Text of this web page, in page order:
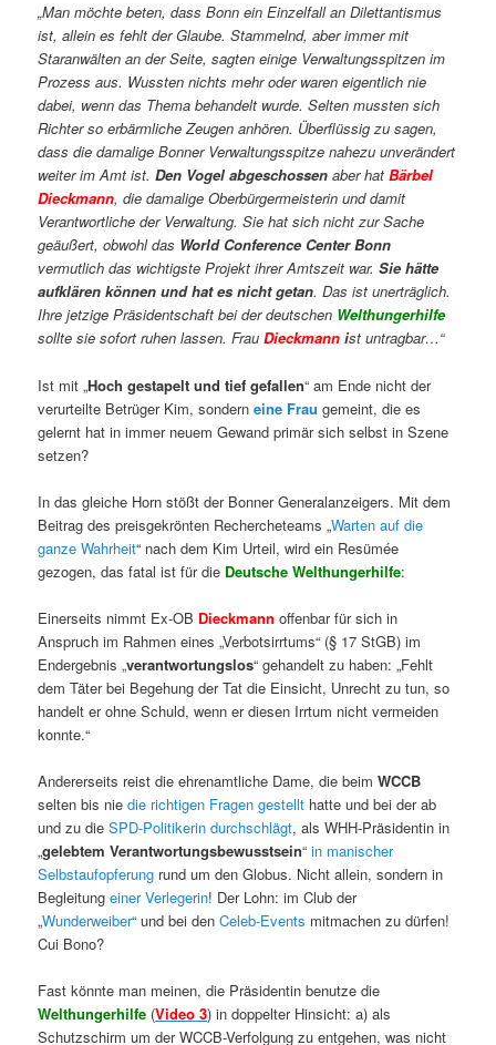
„Man möchte beten, dass Bonn ein Einzelfall an Dilettantismus
ist, allein es fehlt der Glaube. Stammelnd, aber immer mit
Staranwälten an der Seite, sagten einige Verwaltungsspitzen im
Prozess aus. Wussten nichts mehr oder waren eigentlich nie
dabei, wenn das Thema behandelt wurde. Selten mussten sich
Richter so erbärmliche Zeugen anhören. Überflüssig zu sagen,
dass die damalige Bonner Verwaltungsspitze nahezu unverändert
weiter im Amt ist.Den Vogel abgeschossenaber hatBärbel
Dieckmann, die damalige Oberbürgermeisterin und damit
Verantwortliche der Verwaltung. Sie hat sich nicht zur Sache
geäußert, obwohl das World Conference Center Bonn
vermutlich das wichtigste Projekt ihrer Amtszeit war.Sie hätte
aufklären können und hat es nicht getan. Das ist unerträglich.
Ihre jetzige Präsidentschaft bei der deutschen Welthungerhilfe
sollte sie sofort ruhen lassen. FrauDieckmannist untragbar…“
Ist mit „Hoch gestapelt und tief gefallen“ am Ende nicht der
verurteilte Betrüger Kim, sonderneine Frau gemeint, die es
gelernt hat in immer neuem Gewand primär sich selbst in Szene
setzen?
In das gleiche Horn stößt der Bonner Generalanzeigers. Mit dem
Beitrag des preisgekrönten Rechercheteams „Warten auf die
ganze Wahrheit“ nach dem Kim Urteil, wird ein Resümée
gezogen, das fatal ist für die Deutsche Welthungerhilfe:
Einerseits nimmt Ex-OB Dieckmannoffenbar für sich in
Anspruch im Rahmen eines „Verbotsirrtums“ (§ 17 StGB) im
Endergebnis „verantwortungslos“ gehandelt zu haben: „Fehlt
dem Täter bei Begehung der Tat die Einsicht, Unrecht zu tun, so
handelt er ohne Schuld, wenn er diesen Irrtum nicht vermeiden
konnte.“
Andererseits reist die ehrenamtliche Dame, die beimWCCB
selten bis niedie richtigen Fragen gestellt hatte und bei der ab
und zu dieSPD-Politikerin durchschlägt, als WHH-Präsidentin in
„gelebtem Verantwortungsbewusstsein“in manischer
Selbstaufopferung rund um den Globus. Nicht allein, sondern in
Begleitungeiner Verlegerin! Der Lohn: im Club der
„Wunderweiber“ und bei denCeleb-Events mitmachen zu dürfen!
Cui Bono?
Fast könnte man meinen, die Präsidentin benutze die
Welthungerhilfe (Video 3) in doppelter Hinsicht: a) als
Schutzschirm um der WCCB-Verfolgung zu entgehen, was nicht